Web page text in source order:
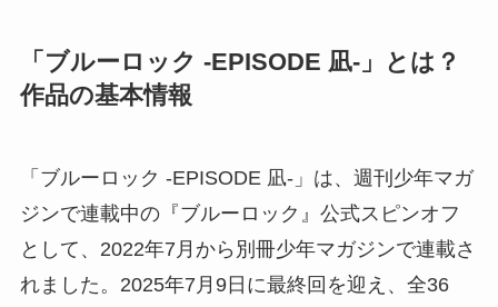
「ブルーロック -EPISODE 凪-」とは？
作品の基本情報
「ブルーロック -EPISODE 凪-」は、週刊少年マガ
ジンで連載中の『ブルーロック』公式スピンオフ
として、2022年7月から別冊少年マガジンで連載さ
れました。2025年7月9日に最終回を迎え、全36